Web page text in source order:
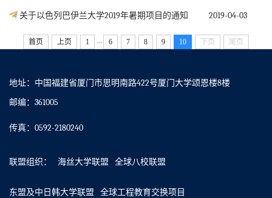
关于以色列巴伊兰大学2019年暑期项目的通知 2019-04-03
首页 上页 1 ... 6 7 8 9 10 下页 尾页
地址：中国福建省厦门市思明南路422号厦门大学颂恩楼8楼
邮编：361005
传真：0592-2180240
联盟组织： 海丝大学联盟 全球八校联盟
东盟及中日韩大学联盟 全球工程教育交换项目